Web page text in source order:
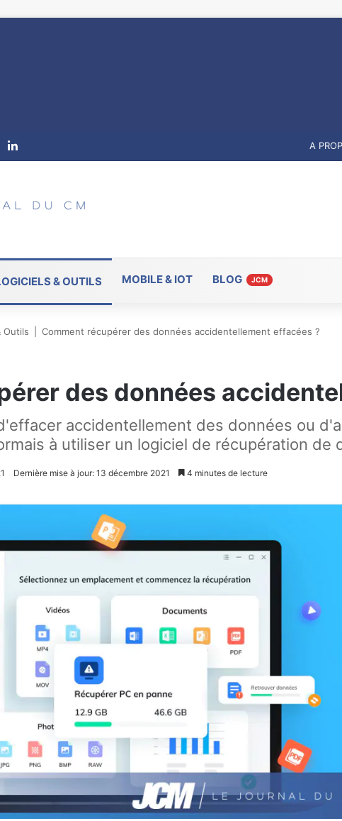
Linkedin A
& OUTILS MOBILE & IOT BLOG JCM
Outils Comment récupérer des données accidentellement effacées ?
des données
accidentellement des données ou
à utiliser un logiciel de récupération de
Dernière mise à jour: 13 décembre 2021 4 minutes de lecture